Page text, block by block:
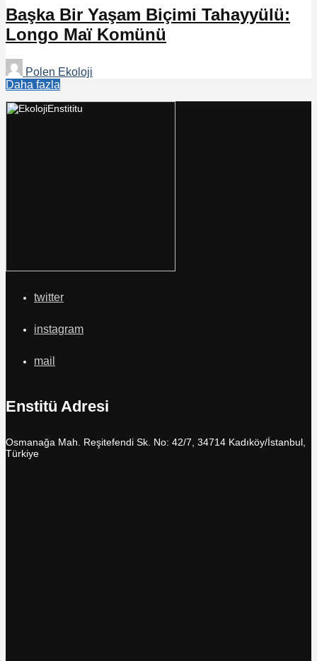
Başka Bir Yaşam Biçimi Tahayyülü:
Longo Maï Komünü
Polen Ekoloji
Daha fazla
twitter
instagram
mail
Enstitü Adresi
Osmanağa Mah. Reşitefendi Sk. No: 42/7, 34714 Kadıköy/İstanbul,
Türkiye